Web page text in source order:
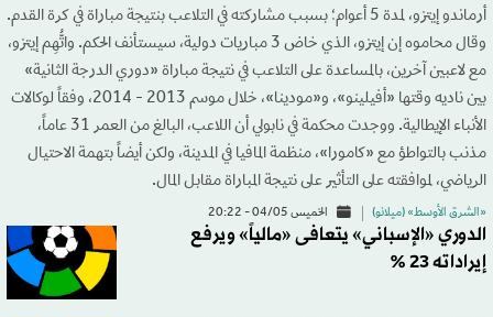
أرماندو إيتزو، لمدة 5 أعوام؛ بسبب مشاركته في التلاعب بنتيجة مباراة في كرة القدم.
وقال محاموه إن إيتزو، الذي خاض 3 مباريات دولية، سيستأنف الحكم. واتُّهِم إيتزو،
مع لاعبين آخرين، بالمساعدة على التلاعب في نتيجة مباراة «دوري الدرجة الثانية»
بين ناديه وقتها «أفيلينو»، و«مودينا»، خلال موسم 2013 - 2014، وفقاً لوكالات
الأنباء الإيطالية. ووجدت محكمة في نابولي أن اللاعب، البالغ من العمر 31 عاماً،
مذنب بالتواطؤ مع «كامورا»، منظمة المافيا في المدينة، ولكن أيضاً بتهمة الاحتيال
الرياضي، لموافقته على التأثير على نتيجة المباراة مقابل المال.
«الشرق الأوسط» (ميلانو) الخميس 04/05 - 20:22
الدوري «الإسباني» يتعافى «مالياً» ويرفع
إيراداته 23 %